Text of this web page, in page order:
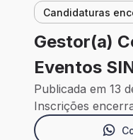
Candidaturas
Gestor(a)
Eventos
Publicada em 13
Inscrições